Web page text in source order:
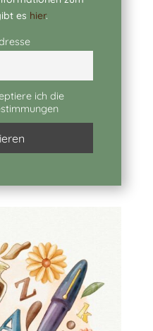
es hier.
ich die